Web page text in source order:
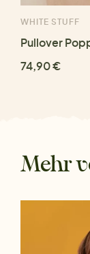
WHITE STUFF
Pullover
74,90 €
Mehr